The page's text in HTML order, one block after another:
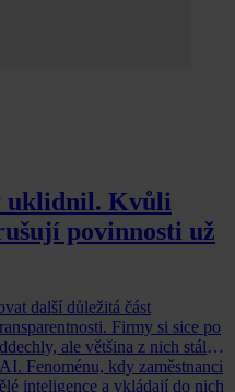
uklidnil. Kvůli
povinnosti už
další důležitá část
Firmy si sice po
ale většina z nich stále
Fenoménu, kdy zaměstnanci
inteligence a vkládají do nich